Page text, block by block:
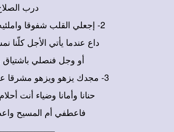
درب
2- إجعلي القلب شفوقا واملئيه بالامل يا ملاذ كلّ
داع عندما يأتي الأجل
أو وجل فنصلي
3- مجدك يزهو ويزهو مشرقا عند السماء يملأ الدنيا
حنانا وأمانا وضياء أنت
فاعطفي أم المسيح